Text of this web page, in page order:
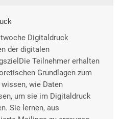
Digitaldruck
der digitalen
Teilnehmer erhalten
Grundlagen zum
wie Daten
um sie im Digitaldruck
Sie lernen, aus